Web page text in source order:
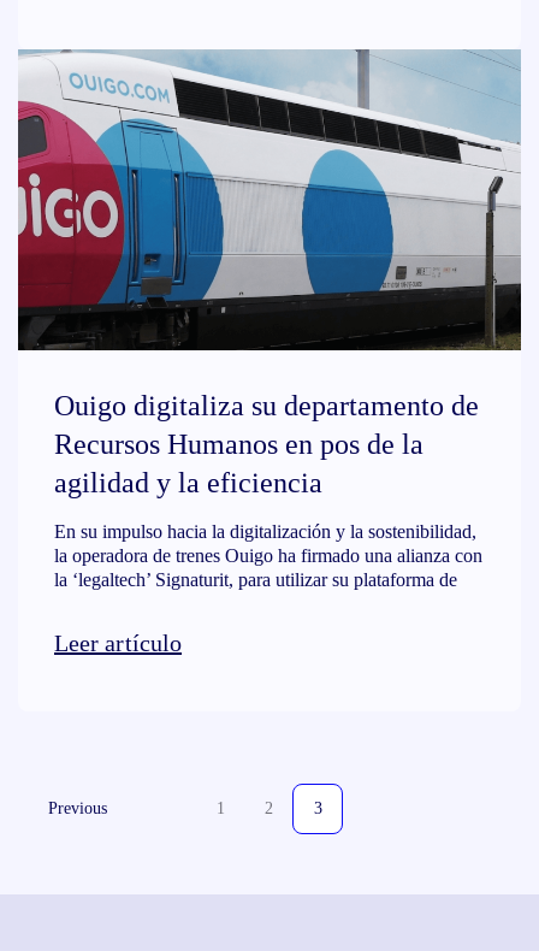
Ouigo digitaliza su departamento de
Recursos Humanos en pos de la
agilidad y la eficiencia
En su impulso hacia la digitalización y la sostenibilidad,
la operadora de trenes Ouigo ha firmado una alianza con
la ‘legaltech’ Signaturit, para utilizar su plataforma de
Leer artículo
Previous 1 2 3